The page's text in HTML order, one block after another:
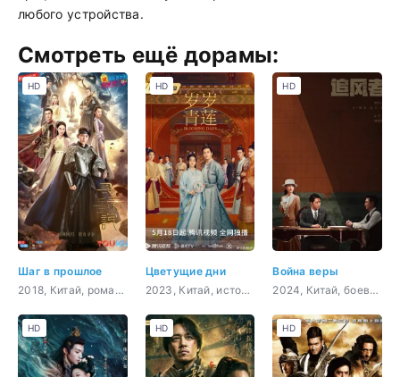
любого устройства.
Смотреть ещё дорамы:
Шаг в прошлое
2018, Китай, романтика, восточные единоборства, sci-fi
HD
Цветущие дни
2023, Китай, история, романтика, мелодрама
HD
Война веры
2024, Китай, боевик, история, драма, политика
HD
HD HD HD